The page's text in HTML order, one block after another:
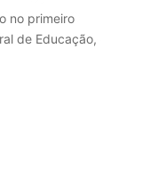
no primeiro
de Educação,